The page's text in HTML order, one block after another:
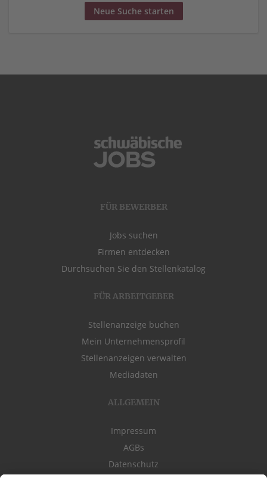
Neue Suche starten
FÜR BEWERBER
Jobs suchen
Firmen entdecken
Durchsuchen Sie den Stellenkatalog
FÜR ARBEITGEBER
Stellenanzeige buchen
Mein Unternehmensprofil
Stellenanzeigen verwalten
Mediadaten
ALLGEMEIN
Impressum
AGBs
Datenschutz